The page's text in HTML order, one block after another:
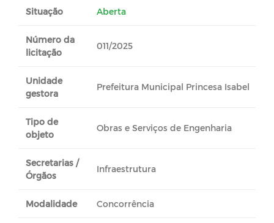
Situação Aberta
Número da
licitação
011/2025
Unidade
gestora
Prefeitura Municipal Princesa Isabel
Tipo de
objeto
Obras e Serviços de Engenharia
Secretarias /
Órgãos
Infraestrutura
Modalidade Concorrência